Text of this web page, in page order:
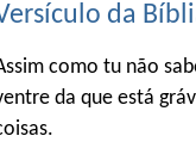
da
como tu não
da que está